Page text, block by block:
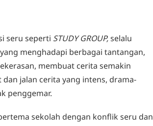
seru seperti STUDY GROUP,selalu
menghadapi berbagai tantangan,
membuat cerita semakin
jalan cerita yang intens, drama-
penggemar.
sekolah dengan konflik seru dan